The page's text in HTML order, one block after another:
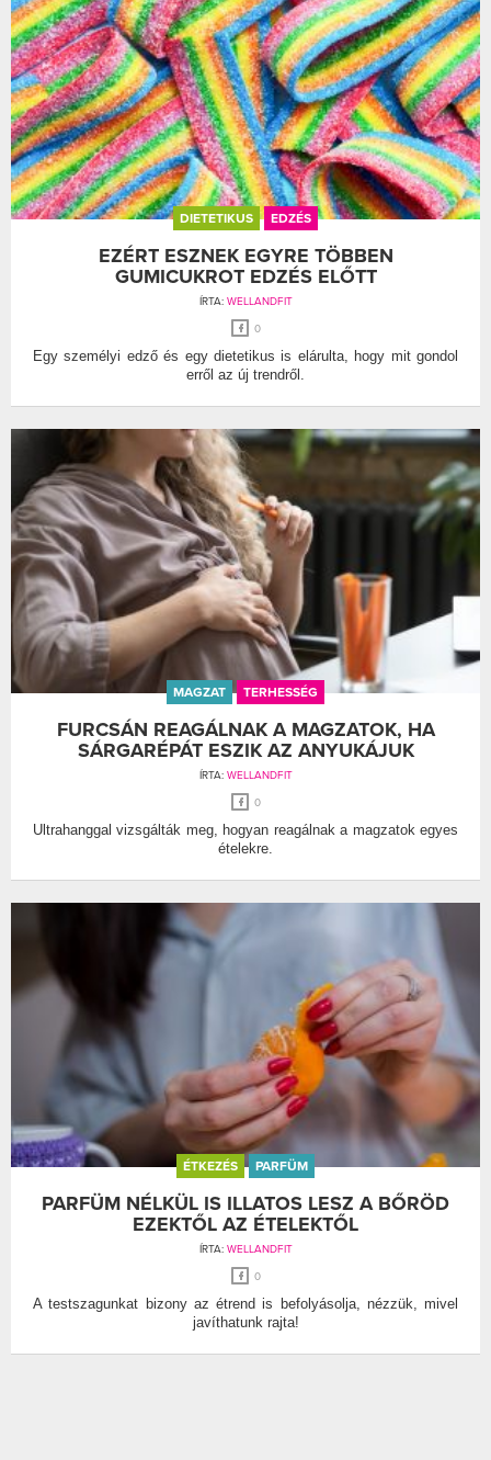
DIETETIKUS EDZÉS
EZÉRT ESZNEK EGYRE TÖBBEN
GUMICUKROT EDZÉS ELŐTT
ÍRTA: WELLANDFIT
0
Egy személyi edző és egy dietetikus is elárulta, hogy mit gondol
erről az új trendről.
MAGZAT TERHESSÉG
FURCSÁN REAGÁLNAK A MAGZATOK, HA
SÁRGARÉPÁT ESZIK AZ ANYUKÁJUK
ÍRTA: WELLANDFIT
0
Ultrahanggal vizsgálták meg, hogyan reagálnak a magzatok egyes
ételekre.
ÉTKEZÉS PARFÜM
PARFÜM NÉLKÜL IS ILLATOS LESZ A BŐRÖD
EZEKTŐL AZ ÉTELEKTŐL
ÍRTA: WELLANDFIT
0
A testszagunkat bizony az étrend is befolyásolja, nézzük, mivel
javíthatunk rajta!